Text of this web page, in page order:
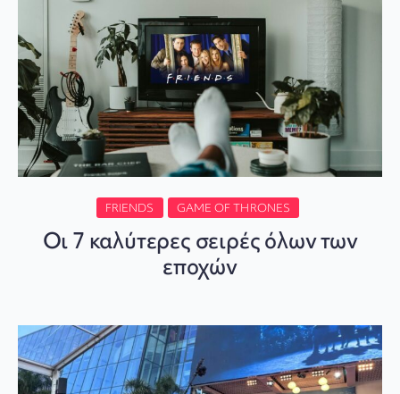
FRIENDS GAME OF THRONES
Οι 7 καλύτερες σειρές όλων των
εποχών